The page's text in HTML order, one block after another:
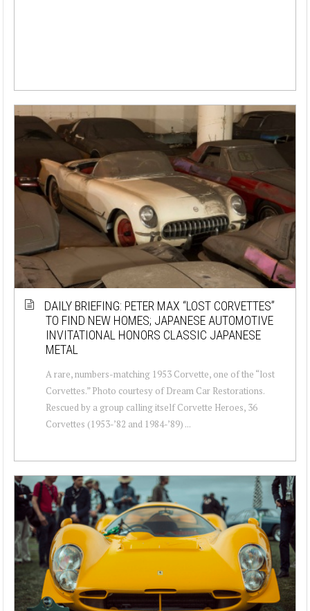
DAILY BRIEFING: PETER MAX “LOST CORVETTES”
TO FIND NEW HOMES; JAPANESE AUTOMOTIVE
INVITATIONAL HONORS CLASSIC JAPANESE
METAL
A rare, numbers-matching 1953 Corvette, one of the “lost
Corvettes.” Photo courtesy of Dream Car Restorations.
Rescued by a group calling itself Corvette Heroes, 36
Corvettes (1953-’82 and 1984-’89) ...